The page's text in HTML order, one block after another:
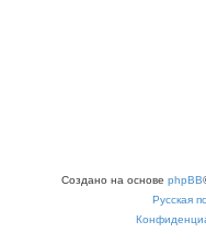
Создано на основе phpBB
Русская